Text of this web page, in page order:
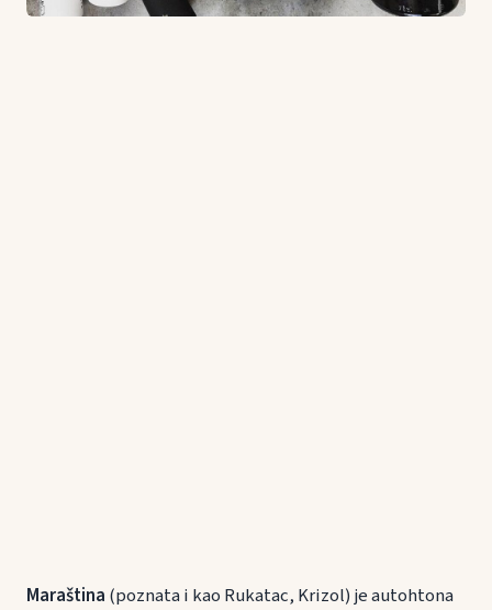
Maraština (poznata i kao Rukatac, Krizol) je autohtona